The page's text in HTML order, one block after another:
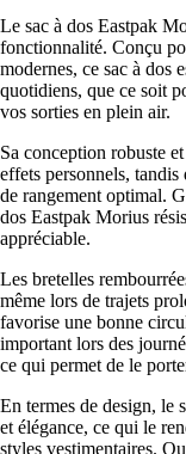
Le sac à dos Eastpak
fonctionnalité. Conçu
modernes, ce sac à dos
quotidiens, que ce soit
vos sorties en plein air.
Sa conception robuste
effets personnels, tandis
de rangement optimal.
dos Eastpak Morius
appréciable.
Les bretelles
même lors de trajets
favorise une bonne
important lors des
ce qui permet de le
En termes de design, le
et élégance, ce qui le
styles vestimentaires.